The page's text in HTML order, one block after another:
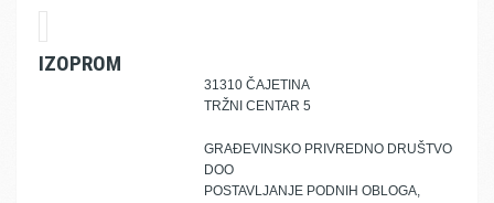
IZOPROM
31310 ČAJETINA
TRŽNI CENTAR 5
GRAĐEVINSKO PRIVREDNO DRUŠTVO
DOO
POSTAVLJANJE PODNIH OBLOGA,